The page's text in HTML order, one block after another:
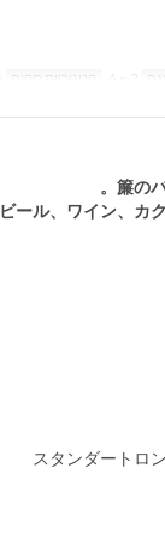
קטגוריית מקום
簾の
ビール、ワイン、カ